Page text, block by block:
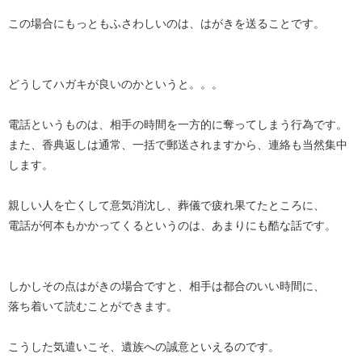
この場合にもっともふさわしいのは、はがきを送ることです。
どうしてハガキが良いのかというと。。。
電話というものは、相手の時間を一方的に奪ってしまう行為です。
また、香典返しは通常、一括で郵送されますから、連絡も当然集中
します。
親しい人を亡くして意気消沈し、葬儀で疲れ果てたところに、
電話が何本もかかってくるというのは、あまりにも酷な話です。
しかしその点はがきの場合ですと、相手は都合のいい時間に、
落ち着いて読むことができます。
こうした気遣いこそ、遺族への誠意といえるのです。